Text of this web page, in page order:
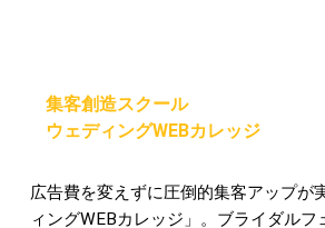
集客創造スクール
ウェディングWEBカレッジ
広告費を変えずに圧倒的集客アップが
ィングWEBカレッジ」。ブライダルフ